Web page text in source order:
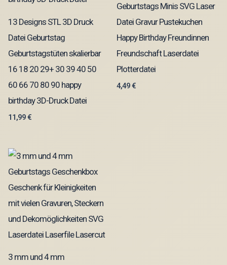
13 Designs STL 3D Druck
Datei Geburtstag
Geburtstagstüten skalierbar
16 18 20 29+ 30 39 40 50
60 66 70 80 90 happy
birthday 3D-Druck Datei
11,99€
Geburtstags Minis SVG Laser
Datei Gravur Pustekuchen
Happy Birthday Freundinnen
Freundschaft Laserdatei
Plotterdatei
4,49€
3 mm und 4 mm